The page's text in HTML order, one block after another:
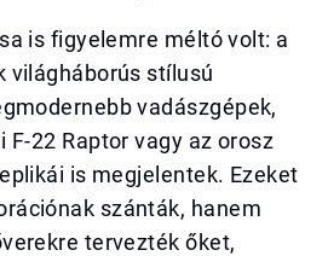
is figyelemre méltó volt: a
világháborús stílusú
vadászgépek,
F-22 Raptor vagy az orosz
is megjelentek. Ezeket
szánták, hanem
tervezték őket,